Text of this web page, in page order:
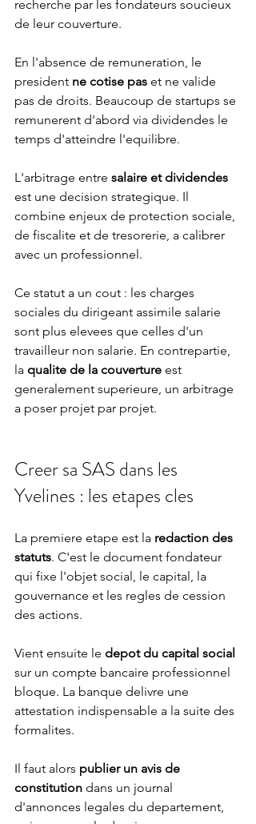
recherche par les fondateurs soucieux
de leur couverture.
En l'absence de remuneration, le
president ne cotise pas et ne valide
pas de droits. Beaucoup de startups se
remunerent d'abord via dividendes le
temps d'atteindre l'equilibre.
L'arbitrage entre salaire et dividendes
est une decision strategique. Il
combine enjeux de protection sociale,
de fiscalite et de tresorerie, a calibrer
avec un professionnel.
Ce statut a un cout : les charges
sociales du dirigeant assimile salarie
sont plus elevees que celles d'un
travailleur non salarie. En contrepartie,
la qualite de la couverture est
generalement superieure, un arbitrage
a poser projet par projet.
Creer sa SAS dans les
Yvelines : les etapes cles
La premiere etape est la redaction des
statuts. C'est le document fondateur
qui fixe l'objet social, le capital, la
gouvernance et les regles de cession
des actions.
Vient ensuite le depot du capital social
sur un compte bancaire professionnel
bloque. La banque delivre une
attestation indispensable a la suite des
formalites.
Il faut alors publier un avis de
constitution dans un journal
d'annonces legales du departement,